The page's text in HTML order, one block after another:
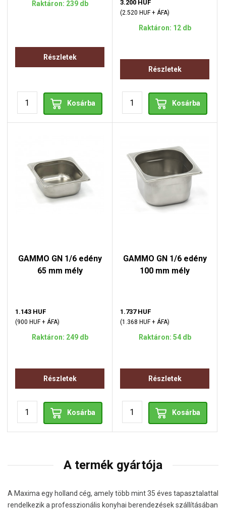
Raktáron: 239 db
Részletek
Kosárba
3.200 HUF
(2.520 HUF + ÁFA)
Raktáron: 12 db
Részletek
Kosárba
GAMMO GN 1/6 edény
65 mm mély
1.143 HUF
(900 HUF + ÁFA)
Raktáron: 249 db
Részletek
Kosárba
GAMMO GN 1/6 edény
100 mm mély
1.737 HUF
(1.368 HUF + ÁFA)
Raktáron: 54 db
Részletek
Kosárba
A termék gyártója
A Maxima egy holland cég, amely több mint 35 éves tapasztalattal
rendelkezik a professzionális konyhai berendezések szállításában